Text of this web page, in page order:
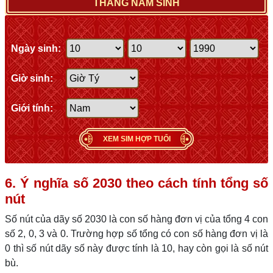
THÁNG NĂM SINH
Ngày sinh:
Giờ sinh:
Giới tính:
XEM SIM HỢP TUỔI
6. Ý nghĩa số 2030 theo cách tính tổng số
nút
Số nút của dãy số 2030 là con số hàng đơn vị của tổng 4 con
số 2, 0, 3 và 0. Trường hợp số tổng có con số hàng đơn vị là
0 thì số nút dãy số này được tính là 10, hay còn gọi là số nút
bù.